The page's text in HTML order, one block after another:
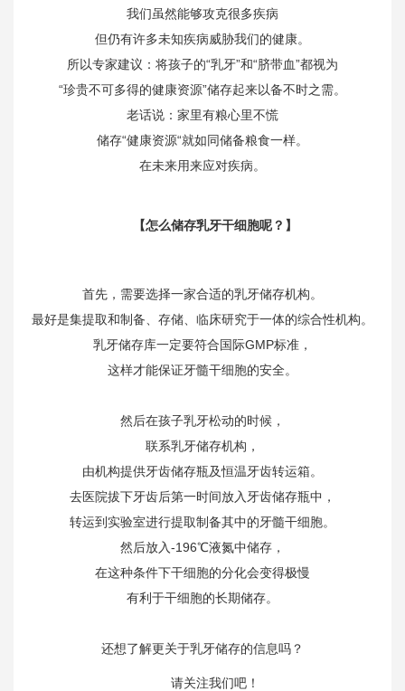
我们虽然能够攻克很多疾病
但仍有许多未知疾病威胁我们的健康。
所以专家建议：将孩子的“乳牙”和“脐带血”都视为
“珍贵不可多得的健康资源”储存起来以备不时之需。
老话说：家里有粮心里不慌
储存“健康资源“就如同储备粮食一样。
在未来用来应对疾病。
【怎么储存乳牙干细胞呢？】
首先，需要选择一家合适的乳牙储存机构。
最好是集提取和制备、存储、临床研究于一体的综合性机构。
乳牙储存库一定要符合国际GMP标准，
这样才能保证牙髓干细胞的安全。
然后在孩子乳牙松动的时候，
联系乳牙储存机构，
由机构提供牙齿储存瓶及恒温牙齿转运箱。
去医院拔下牙齿后第一时间放入牙齿储存瓶中，
转运到实验室进行提取制备其中的牙髓干细胞。
然后放入-196℃液氮中储存，
在这种条件下干细胞的分化会变得极慢
有利于干细胞的长期储存。
还想了解更关于乳牙储存的信息吗？
请关注我们吧！